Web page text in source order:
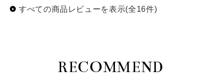
すべての商品レビューを表示(全16件)
RECOMMEND